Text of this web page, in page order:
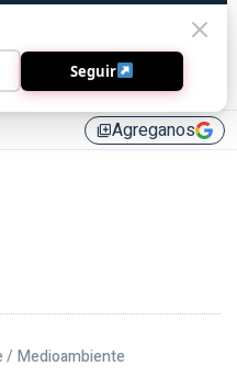
library_addAgreganos
/ Medioambiente
Seguir